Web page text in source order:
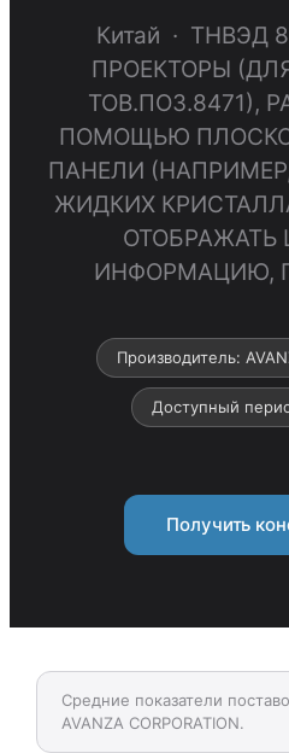
Китай · ТНВЭД
ПРОЕКТОРЫ
ТОВ.ПОЗ.8471),
ПОМОЩЬЮ
ПАНЕЛИ
ЖИДКИХ
ИНФОРМАЦИЮ,
Производитель:
Доступный
Получить
Средние показатели
AVANZA CORPORATION.